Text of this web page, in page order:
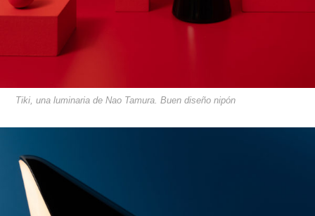
Tiki, una luminaria de Nao Tamura. Buen diseño nipón